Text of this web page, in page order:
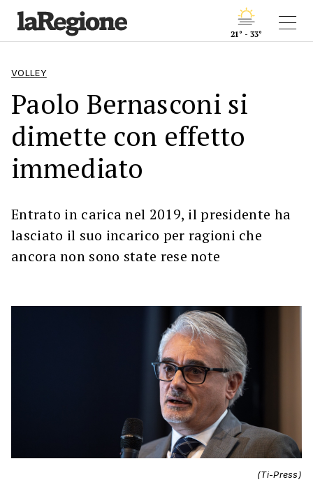
21° - 33°
VOLLEY
Paolo Bernasconi si
dimette con effetto
immediato
Entrato in carica nel 2019, il presidente ha
lasciato il suo incarico per ragioni che
ancora non sono state rese note
(Ti-Press)